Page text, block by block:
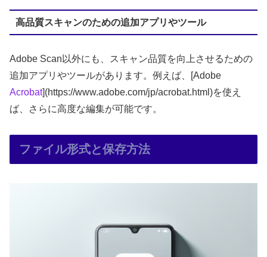
高品質スキャンのための追加アプリやツール
Adobe Scan以外にも、スキャン品質を向上させるための
追加アプリやツールがあります。例えば、[Adobe
Acrobat](https://www.adobe.com/jp/acrobat.html)を使え
ば、さらに高度な編集が可能です。
ファイル形式と保存方法